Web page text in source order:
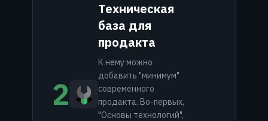
2
К нему можно
добавить "минимум"
современного
продакта. Во-первых,
"Основы технологий",
Техническая
база для
продакта